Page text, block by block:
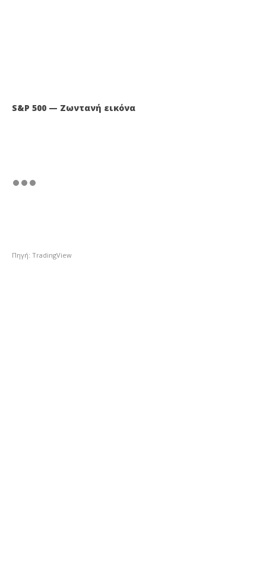
S&P 500 — Ζωντανή εικόνα
Πηγή: TradingView